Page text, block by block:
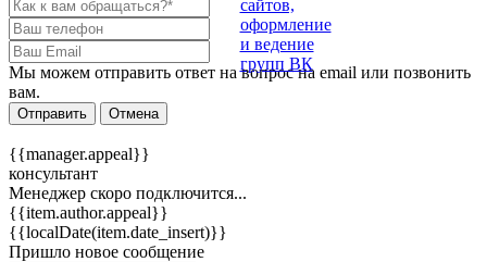
Мы можем отправить ответ на вопрос на email или позвонить
вам.
Отправить Отмена
{{manager.appeal}}
консультант
Менеджер скоро подключится...
{{item.author.appeal}}
{{localDate(item.date_insert)}}
Пришло новое сообщение